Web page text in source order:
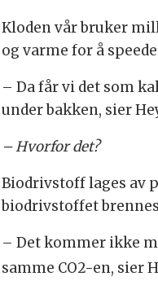
Kloden vår bruker
og varme for å
– Da får vi det som
under bakken, sier
– Hvorfor det?
Biodrivstoff lages av
biodrivstoffet
– Det kommer ikke
samme CO2-en, sier